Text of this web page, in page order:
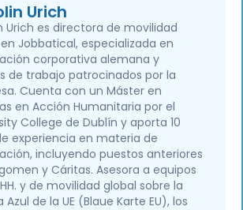
Urich
Urich es directora de movilidad
Jobbatical, especializada en
corporativa alemana y
de trabajo patrocinados por la
Cuenta con un Máster en
en Acción Humanitaria por el
College de Dublín y aporta 10
experiencia en materia de
incluyendo puestos anteriores
y Cáritas. Asesora a equipos
HH. y de movilidad global sobre la
Azul de la UE (Blaue Karte EU), los